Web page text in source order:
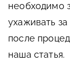
необходимо
ухаживать
после
наша статья.